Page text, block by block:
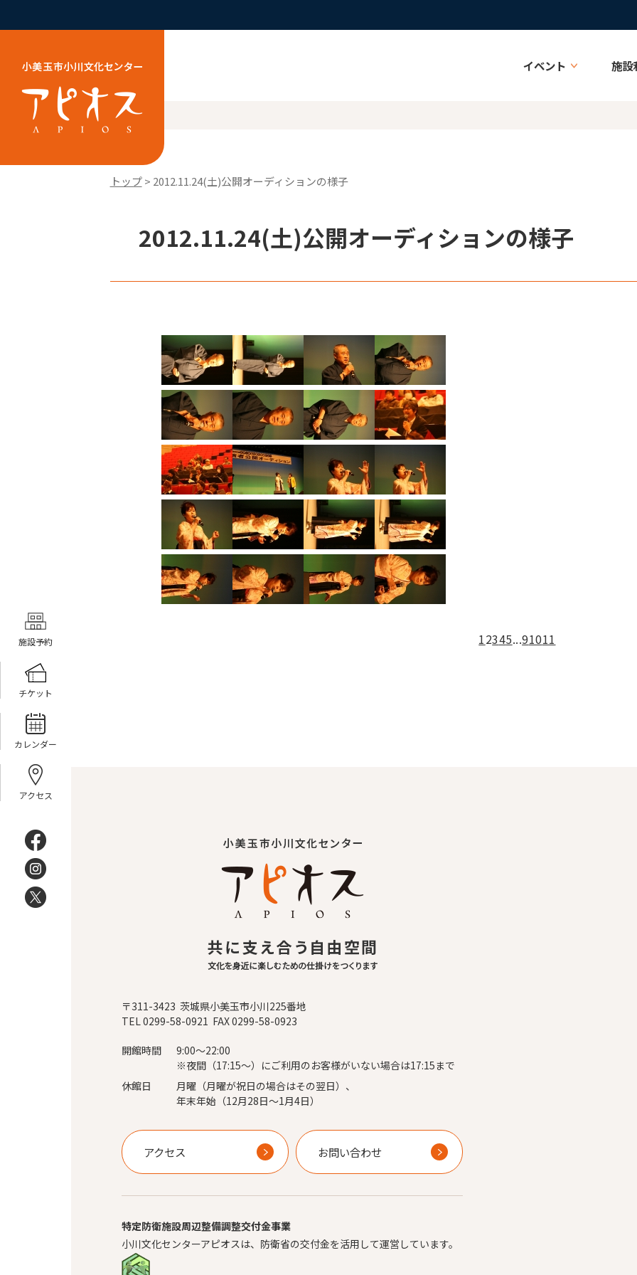
イベント 施設
施設予約
チケット
カレンダー
アクセス
トップ> 2012.11.24(土)公開オーディションの様子
2012.11.24(土)公開オーディションの様子
12345...91011
〒311-3423 茨城県小美玉市小川225番地
TEL 0299-58-0921 FAX 0299-58-0923
開館時間
9:00～22:00
※夜間（17:15～）にご利用のお客様がいない場合は17:15まで
休館日
月曜（月曜が祝日の場合はその翌日）、
年末年始（12月28日～1月4日）
アクセス お問い合わせ
特定防衛施設周辺整備調整交付金事業
小川文化センターアピオスは、防衛省の交付金を活用して運営しています。